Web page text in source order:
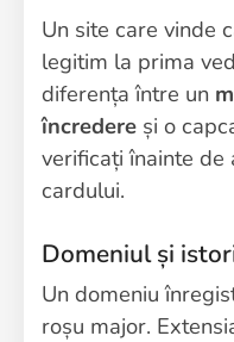
Un site care vinde
legitim la prima
diferența între un
încredere și o
verificați înainte de
cardului.
Domeniul și
Un domeniu
roșu major.